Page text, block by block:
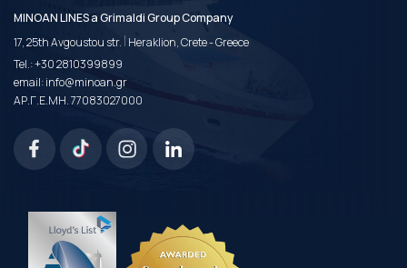
MINOAN LINES a Grimaldi Group Company
17, 25th Avgoustou str. | Heraklion, Crete - Greece
Tel.:+30 2810399899
email:info@minoan.gr
ΑΡ.Γ.Ε.ΜΗ. 77083027000